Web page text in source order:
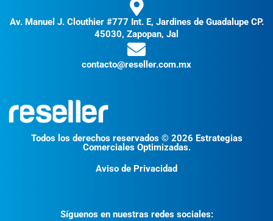
Av. Manuel J. Clouthier #777 Int. E, Jardines de Guadalupe CP.
45030, Zapopan, Jal
contacto@reseller.com.mx
Todos los derechos reservados © 2026 Estrategias
Comerciales Optimizadas.
Aviso de Privacidad
Síguenos en nuestras redes sociales: